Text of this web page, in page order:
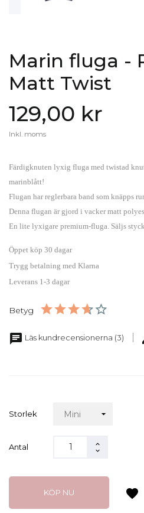
Marin fluga -
Matt Twist
129,00 kr
Inkl. moms
Färdigknuten lyxig fluga med twistad
marinblått!
Flugan har reglerbara band som knäpps
Denna flugan är gjord i vacker matt
En lite lyxigare premium-fluga. Säljs
Öppet köp 30 dagar
Trygg betalning med Klarna
Leverans 1-3 dagar
Betyg
chat Läs kundrecensionerna (3)
Storlek
Antal
KÖP NU favorite